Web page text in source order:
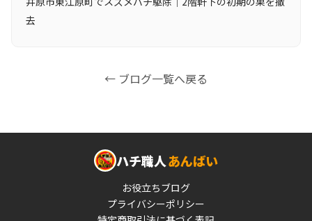
去
← ブログ一覧へ戻る
ハチ職人あんばい
お役立ちブログ
プライバシーポリシー